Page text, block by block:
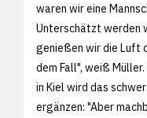
waren wir eine
Unterschätzt werden
genießen wir die Luft
dem Fall", weiß
in Kiel wird das
ergänzen: "Aber